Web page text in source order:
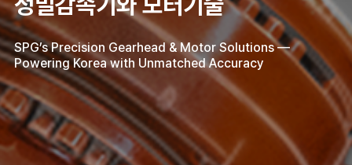
SPG’s Precision Gearhead & Motor Solutions —
Powering Korea with Unmatched Accuracy